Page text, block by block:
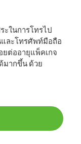
ในการโทรไป
ละโทรศัพท์มือถือ
ต่ออายุแพ็คเกจ
มากขึ้น ด้วย